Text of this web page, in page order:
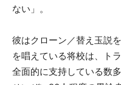
ない」。
彼はクローン／替え玉説
を唱えている将校は、ト
全面的に支持している数